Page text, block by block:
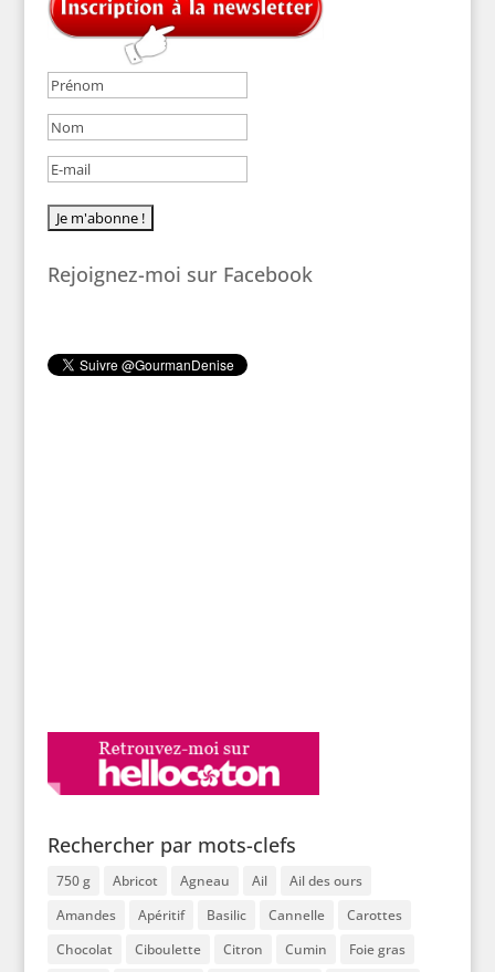
Rejoignez-moi sur Facebook
Rechercher par mots-clefs
750 g Abricot Agneau Ail
Ail des ours
Amandes
Apéritif Basilic Cannelle
Carottes
Chocolat
Ciboulette Citron Cumin Foie gras